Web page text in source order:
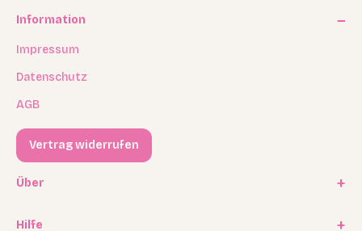
Information
Impressum
Datenschutz
AGB
Vertrag widerrufen
Über
Hilfe